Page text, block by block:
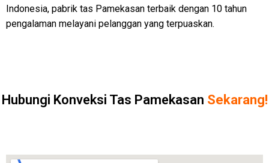
Indonesia, pabrik tas Pamekasan terbaik dengan 10 tahun
pengalaman melayani pelanggan yang terpuaskan.
Hubungi Konveksi Tas Pamekasan Sekarang!